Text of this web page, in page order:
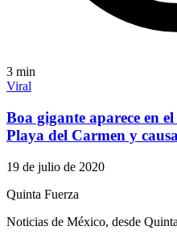
3 min
Viral
Boa gigante aparece en
Playa del Carmen y
19 de julio de 2020
Quinta Fuerza
Noticias de México, desde